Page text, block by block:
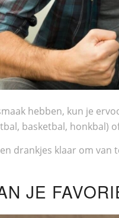
hebben, kun je
basketbal, honkbal)
drankjes klaar om
JE